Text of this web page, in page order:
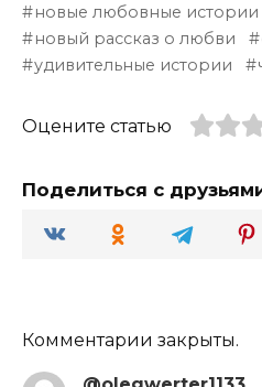
новые любовные истории
новый рассказ о любви
удивительные истории
Оцените статью
Поделиться с
Комментарии закрыты.